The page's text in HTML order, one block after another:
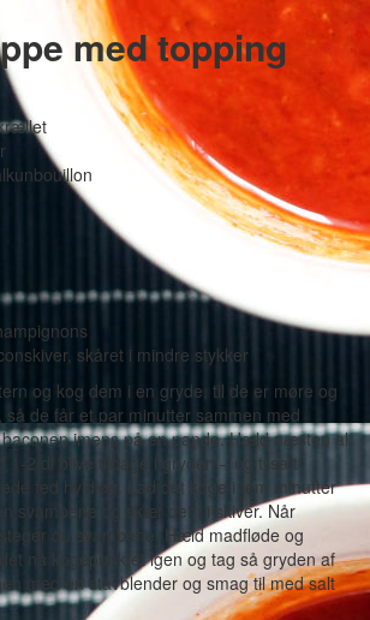
med topping
skåret i mindre stykker
og kog dem i en gryde, til de er møre og
de får et par minutter sammen med
imens på en pande. Hæld næsten al
1-2 dl blive tilbage i gryden – og tilsæt
fed hvidløg. Lad det koge i fem minutter
svampene og skær dem i skiver. Når
du svampene. Hæld madfløde og
nå kogepunktet igen og tag så gryden af
med en stavblender og smag til med salt